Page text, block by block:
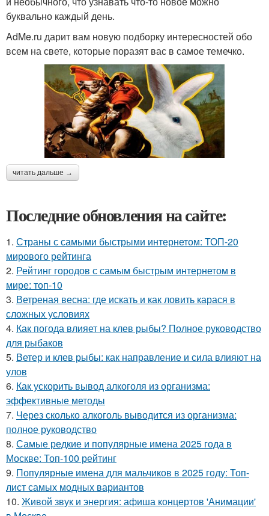
буквально каждый день.
AdMe.ru дарит вам новую подборку интересностей обо
всем на свете, которые поразят вас в самое темечко.
читать дальше →
Последние обновления на сайте:
1. Страны с самыми быстрыми интернетом: ТОП-20
мирового рейтинга
2. Рейтинг городов с самым быстрым интернетом в
мире: топ-10
3. Ветреная весна: где искать и как ловить карася в
сложных условиях
4. Как погода влияет на клев рыбы? Полное руководство
для рыбаков
5. Ветер и клев рыбы: как направление и сила влияют на
улов
6. Как ускорить вывод алкоголя из организма:
эффективные методы
7. Через сколько алкоголь выводится из организма:
полное руководство
8. Самые редкие и популярные имена 2025 года в
Москве: Топ-100 рейтинг
9. Популярные имена для мальчиков в 2025 году: Топ-
лист самых модных вариантов
10. Живой звук и энергия: афиша концертов 'Анимации'